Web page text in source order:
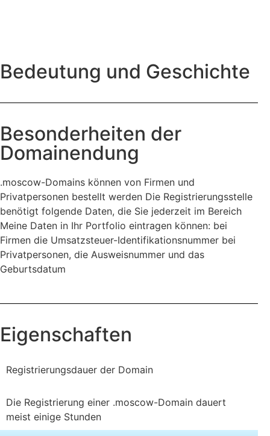
Bedeutung und Geschichte
Besonderheiten der
Domainendung
.moscow-Domains können von Firmen und
Privatpersonen bestellt werden Die Registrierungsstelle
benötigt folgende Daten, die Sie jederzeit im Bereich
Meine Daten in Ihr Portfolio eintragen können: bei
Firmen die Umsatzsteuer-Identifikationsnummer bei
Privatpersonen, die Ausweisnummer und das
Geburtsdatum
Eigenschaften
Registrierungsdauer der Domain
Die Registrierung einer .moscow-Domain dauert
meist einige Stunden